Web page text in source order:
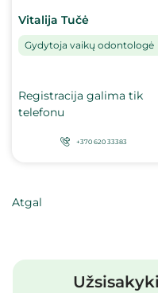
Vitalija Tučė
Gydytoja vaikų odontologė
Registracija galima tik
telefonu
+370 620 33383
Atgal